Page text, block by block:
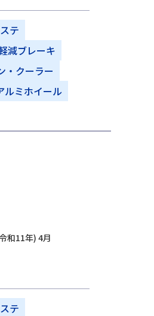
テ
減ブレーキ
・クーラー
ルミホイール
和11年) 4月
テ